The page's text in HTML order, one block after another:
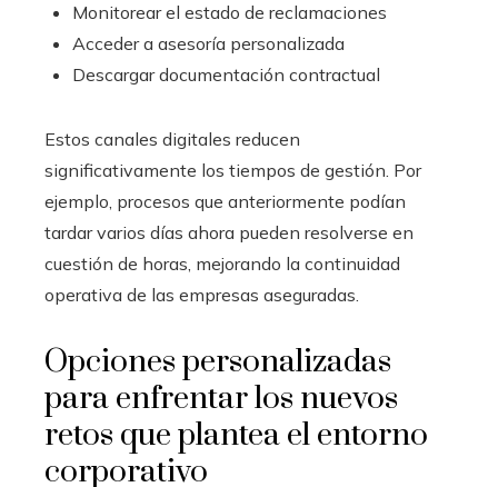
Monitorear el estado de reclamaciones
Acceder a asesoría personalizada
Descargar documentación contractual
Estos canales digitales reducen
significativamente los tiempos de gestión. Por
ejemplo, procesos que anteriormente podían
tardar varios días ahora pueden resolverse en
cuestión de horas, mejorando la continuidad
operativa de las empresas aseguradas.
Opciones personalizadas
para enfrentar los nuevos
retos que plantea el entorno
corporativo